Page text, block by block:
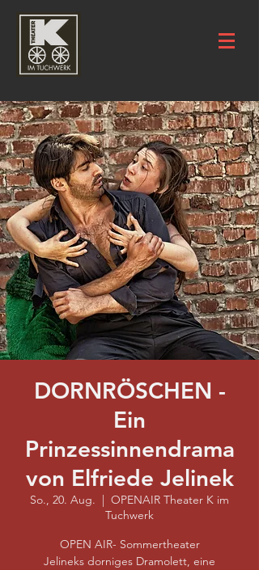
DORNRÖSCHEN -
Ein
Prinzessinnendrama
von Elfriede Jelinek
So., 20. Aug.
  |
OPENAIR Theater K im
Tuchwerk
OPEN AIR- Sommertheater
Jelineks dorniges Dramolett, eine